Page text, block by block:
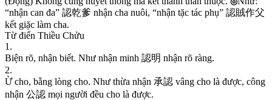
“nhận can đa” 認乾爹 nhận cha nuôi, “nhận tặc tác phụ” 認賊作父
kết giặc làm cha.
Từ điển Thiều Chửu
1 .
Biện rõ, nhận biết. Như nhận minh 認明 nhận rõ ràng.
2.
Ừ cho, bằng lòng cho. Như thừa nhận 承認 vâng cho là được, công
nhận 公認 mọi người đều cho là được.